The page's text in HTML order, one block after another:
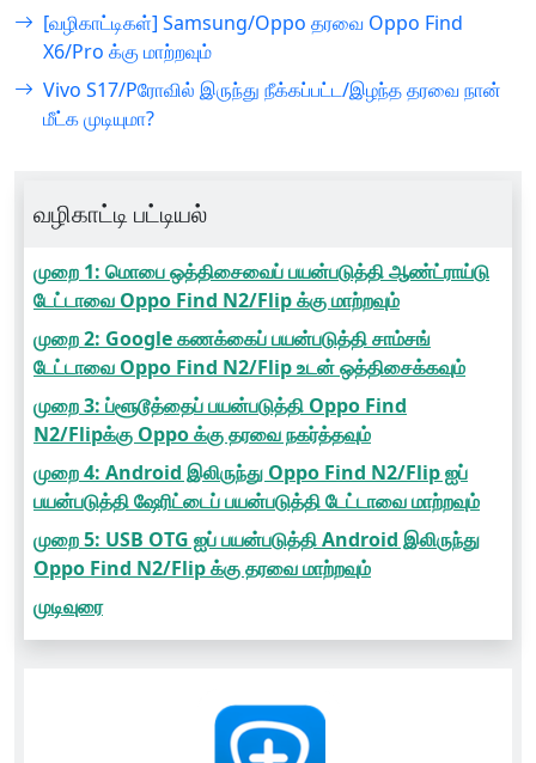
வழிகாட்டி பட்டியல்
முறை 1: மொபை ஒத்திசைவைப் பயன்படுத்தி ஆண்ட்ராய்டு
டேட்டாவை Oppo Find N2/Flip க்கு மாற்றவும்
முறை 2: Google கணக்கைப் பயன்படுத்தி சாம்சங்
டேட்டாவை Oppo Find N2/Flip உடன் ஒத்திசைக்கவும்
முறை 3: ப்ளூடூத்தைப் பயன்படுத்தி Oppo Find
N2/Flipக்கு Oppo க்கு தரவை நகர்த்தவும்
முறை 4: Android இலிருந்து Oppo Find N2/Flip ஐப்
பயன்படுத்தி ஷேரிட்டைப் பயன்படுத்தி டேட்டாவை மாற்றவும்
முறை 5: USB OTG ஐப் பயன்படுத்தி Android இலிருந்து
Oppo Find N2/Flip க்கு தரவை மாற்றவும்
முடிவுரை
[வழிகாட்டிகள்] Samsung/Oppo தரவை Oppo Find
X6/Pro க்கு மாற்றவும்
Vivo S17/Pரோவில் இருந்து நீக்கப்பட்ட/இழந்த தரவை நான்
மீட்க முடியுமா?